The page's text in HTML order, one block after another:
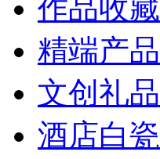
作品收藏
精端产品
文创礼品
酒店白瓷